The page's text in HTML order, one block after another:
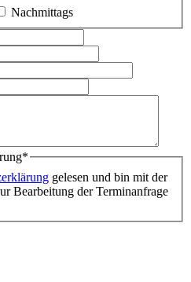
Nachmittags
*
gelesen und bin mit der
Bearbeitung der Terminanfrage